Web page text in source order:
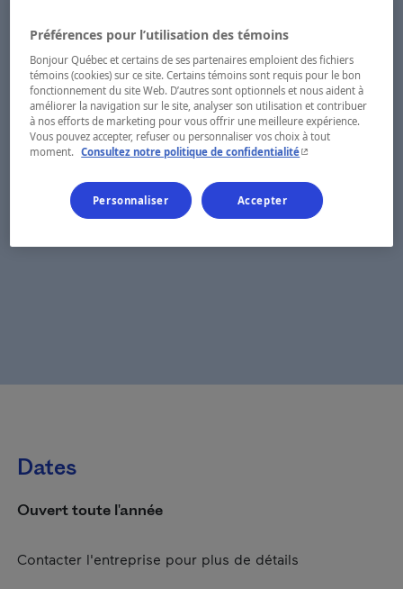
Dates
Ouvert toute l'année
Contacter l'entreprise pour plus de détails
Préférences pour l’utilisation des témoins
Bonjour Québec et certains de ses partenaires emploient des fichiers
témoins (cookies) sur ce site. Certains témoins sont requis pour le bon
fonctionnement du site Web. D’autres sont optionnels et nous aident à
améliorer la navigation sur le site, analyser son utilisation et contribuer
à nos efforts de marketing pour vous offrir une meilleure expérience.
Vous pouvez accepter, refuser ou personnaliser vos choix à tout
moment. Consultez notre politique de confidentialité- Cet hyperlien
Personnaliser Accepter